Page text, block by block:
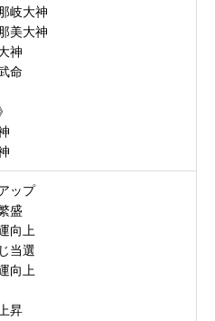
岐大神
美大神
神
命
ップ
盛
向上
当選
向上
昇